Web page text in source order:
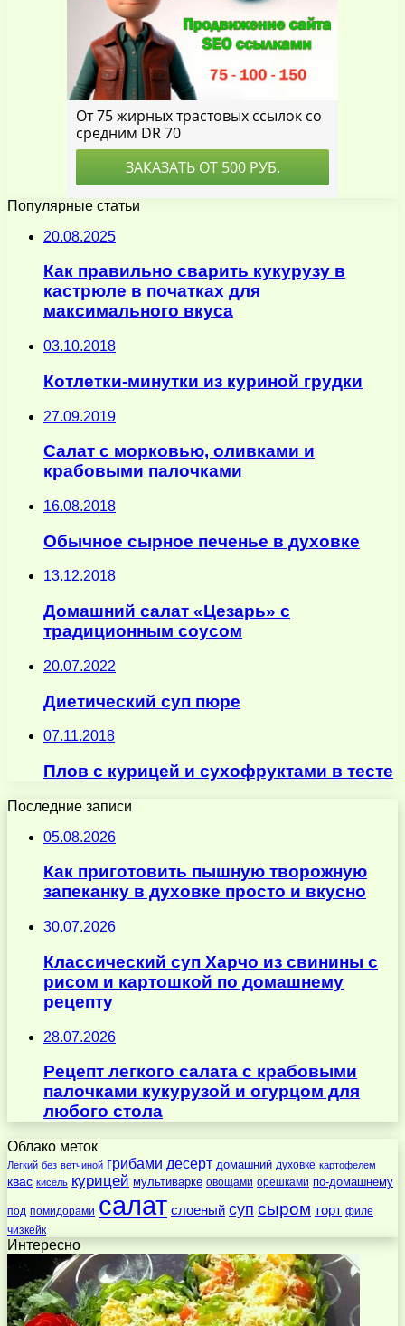
Популярные статьи
20.08.2025
Как правильно сварить кукурузу в
кастрюле в початках для
максимального вкуса
03.10.2018
Котлетки-минутки из куриной грудки
27.09.2019
Салат с морковью, оливками и
крабовыми палочками
16.08.2018
Обычное сырное печенье в духовке
13.12.2018
Домашний салат «Цезарь» с
традиционным соусом
20.07.2022
Диетический суп пюре
07.11.2018
Плов с курицей и сухофруктами в тесте
Последние записи
05.08.2026
Как приготовить пышную творожную
запеканку в духовке просто и вкусно
30.07.2026
Классический суп Харчо из свинины с
рисом и картошкой по домашнему
рецепту
28.07.2026
Рецепт легкого салата с крабовыми
палочками кукурузой и огурцом для
любого стола
Облако меток
Легкий без ветчиной грибами десерт домашний духовке картофелем
квас кисель курицей мультиварке овощами орешками по-домашнему
под помидорами салат слоеный суп сыром торт филе
чизкейк
Интересно